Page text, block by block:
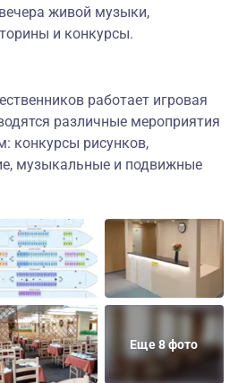
живой музыки,
и конкурсы.
работает игровая
различные мероприятия
конкурсы рисунков,
музыкальные и подвижные
Еще 8 фото